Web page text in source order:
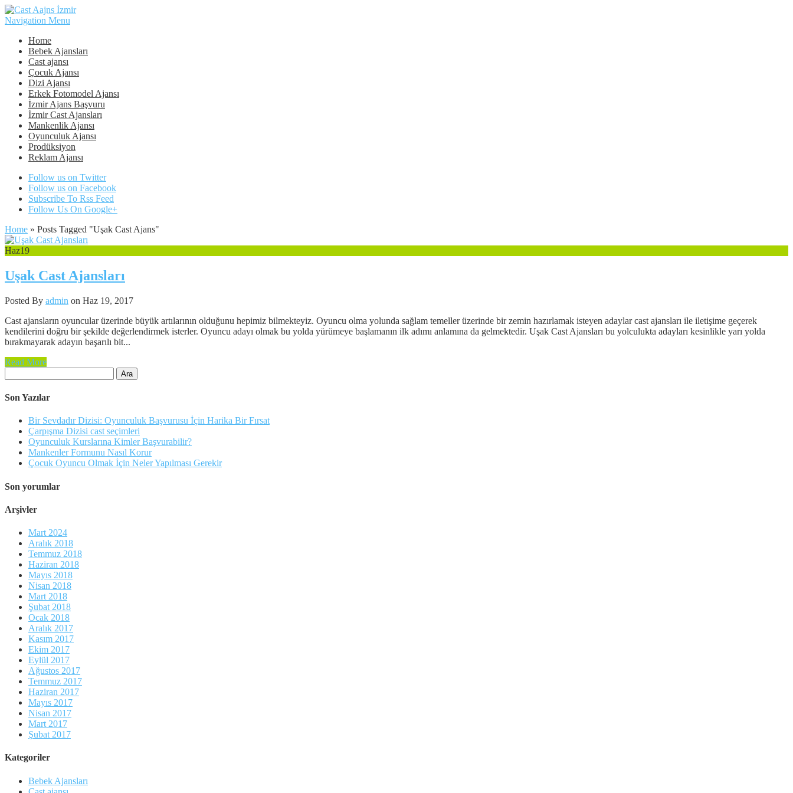
Navigation Menu
Home
Bebek Ajansları
Cast ajansı
Çocuk Ajansı
Dizi Ajansı
Erkek Fotomodel Ajansı
İzmir Ajans Başvuru
İzmir Cast Ajansları
Mankenlik Ajansı
Oyunculuk Ajansı
Prodüksiyon
Reklam Ajansı
Follow us on Twitter
Follow us on Facebook
Subscribe To Rss Feed
Follow Us On Google+
Home » Posts Tagged "Uşak Cast Ajans"
Haz19
Uşak Cast Ajansları
Posted By admin on Haz 19, 2017
Cast ajansların oyuncular üzerinde büyük artılarının olduğunu hepimiz bilmekteyiz. Oyuncu olma yolunda sağlam temeller üzerinde bir zemin hazırlamak isteyen adaylar cast ajansları ile iletişime geçerek
kendilerini doğru bir şekilde değerlendirmek isterler. Oyuncu adayı olmak bu yolda yürümeye başlamanın ilk adımı anlamına da gelmektedir. Uşak Cast Ajansları bu yolculukta adayları kesinlikle yarı yolda
bırakmayarak adayın başarılı bit...
Read More
Son Yazılar
Bir Sevdadır Dizisi: Oyunculuk Başvurusu İçin Harika Bir Fırsat
Çarpışma Dizisi cast seçimleri
Oyunculuk Kurslarına Kimler Başvurabilir?
Mankenler Formunu Nasıl Korur
Çocuk Oyuncu Olmak İçin Neler Yapılması Gerekir
Son yorumlar
Arşivler
Mart 2024
Aralık 2018
Temmuz 2018
Haziran 2018
Mayıs 2018
Nisan 2018
Mart 2018
Şubat 2018
Ocak 2018
Aralık 2017
Kasım 2017
Ekim 2017
Eylül 2017
Ağustos 2017
Temmuz 2017
Haziran 2017
Mayıs 2017
Nisan 2017
Mart 2017
Şubat 2017
Kategoriler
Bebek Ajansları